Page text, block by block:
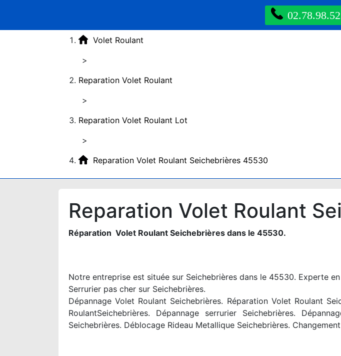
Volet Roulant
>
Reparation Volet Roulant
>
Reparation Volet Roulant Lot
>
Reparation Volet Roulant Seichebrières 45530
Reparation Volet Roulant
Réparation Volet Roulant Seichebrières dans le 45530.
Notre entreprise est située sur Seichebrières dans le 45530. Experte
Serrurier pas cher sur Seichebrières.
Dépannage Volet Roulant Seichebrières. Réparation Volet Roulant
RoulantSeichebrières. Dépannage serrurier Seichebrières.
Seichebrières. Déblocage Rideau Metallique Seichebrières.